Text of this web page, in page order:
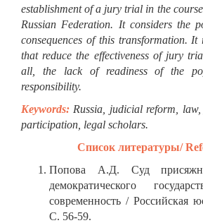
establishment of a jury trial in the
Russian Federation. It considers the
consequences of this transformation. It
that reduce the effectiveness of jury
all, the lack of readiness of the
responsibility.
Keywords: Russia, judicial reform,
participation, legal scholars.
Список литературы/
Попова А.Д. Суд
демократического
современность / Российская
С. 56-59.